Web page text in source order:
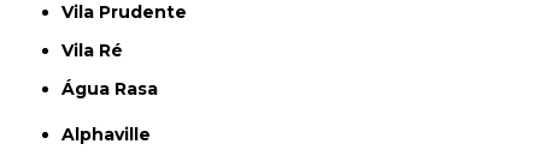
Vila Prudente
Vila Ré
Água Rasa
Alphaville